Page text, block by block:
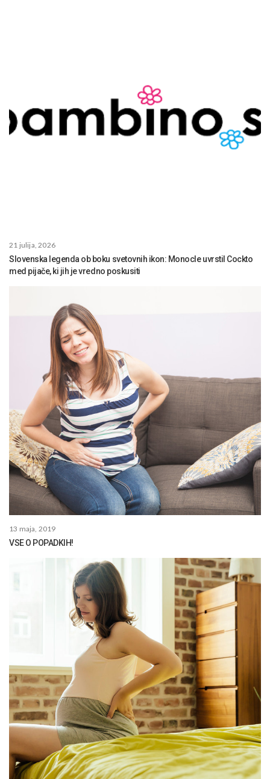
21 julija, 2026
Slovenska legenda ob boku svetovnih ikon: Monocle uvrstil Cockto
med pijače, ki jih je vredno poskusiti
13 maja, 2019
VSE O POPADKIH!